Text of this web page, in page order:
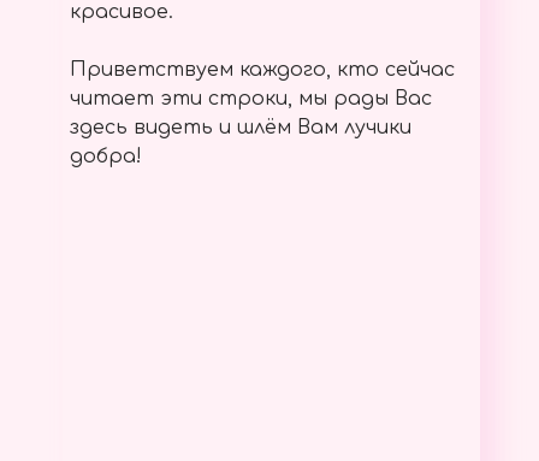
красивое.
Приветствуем каждого, кто сейчас
читает эти строки, мы рады Вас
здесь видеть и шлём Вам лучики
добра!